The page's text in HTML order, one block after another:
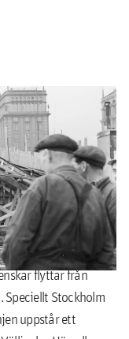
grad med på
flyttar från
Speciellt Stockholm
uppstår ett